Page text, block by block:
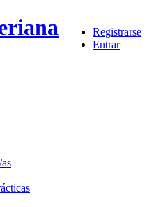
Registrarse
Entrar